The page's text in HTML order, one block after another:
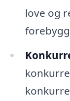
love og